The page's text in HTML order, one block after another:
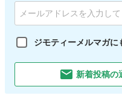
ジモティーメルマガに
新着投稿の